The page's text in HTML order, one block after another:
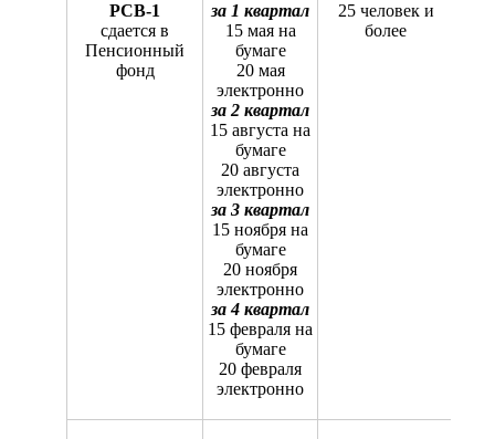
РСВ-1
сдается в
Пенсионный
фонд
за 1 квартал
15 мая на
бумаге
20 мая
электронно
за 2 квартал
15 августа на
бумаге
20 августа
электронно
за 3 квартал
15 ноября на
бумаге
20 ноября
электронно
за 4 квартал
15 февраля на
бумаге
20 февраля
электронно
25 человек и
более